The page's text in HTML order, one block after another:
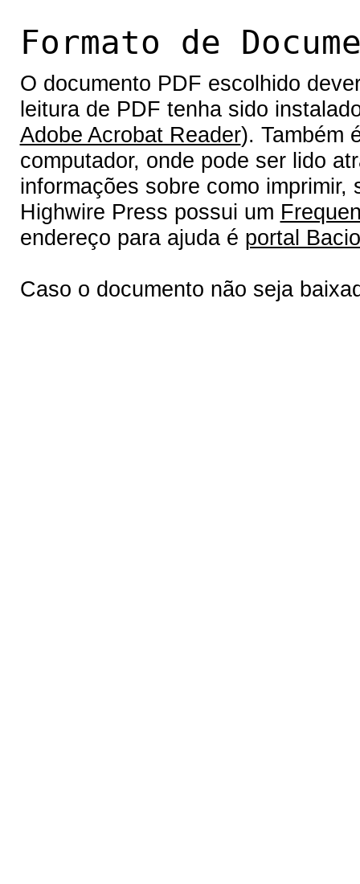
Formato de
O documento PDF escolhido
leitura de PDF tenha sido
Adobe Acrobat Reader). Também
computador, onde pode ser lido
informações sobre como
Highwire Press possui um
endereço para ajuda é portal
Caso o documento não seja